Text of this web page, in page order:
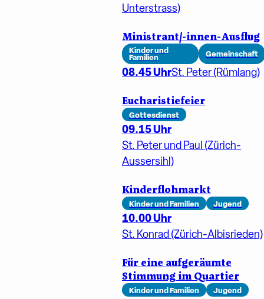
Unterstrass)
Ministrant/-innen-Ausflug
Kinder und
Familien Gemeinschaft
08.45 UhrSt. Peter (Rümlang)
Eucharistiefeier
Gottesdienst
09.15 Uhr
St. Peter und Paul (Zürich-
Aussersihl)
Kinderflohmarkt
Kinder und Familien Jugend
10.00 Uhr
St. Konrad (Zürich-Albisrieden)
Für eine aufgeräumte
Stimmung im Quartier
Kinder und Familien Jugend